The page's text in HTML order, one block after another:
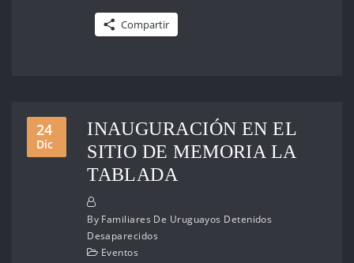
Compartir
24
Dic
INAUGURACIÓN EN EL
SITIO DE MEMORIA LA
TABLADA
By Familiares De Uruguayos Detenidos
Desaparecidos
Eventos